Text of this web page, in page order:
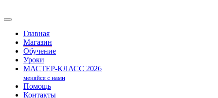
Главная
Магазин
Обучение
Уроки
МАСТЕР-КЛАСС 2026
меняйся с нами
Помощь
Контакты